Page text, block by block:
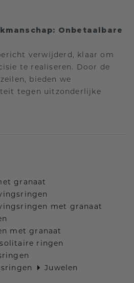
Onbetaalbare
verwijderd, klaar om
te realiseren. Door de
bieden we
tegen uitzonderlijke
granaat
met granaat
met granaat
ringen
Juwelen